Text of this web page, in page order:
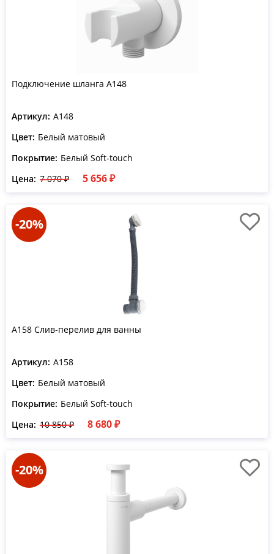
Подключение шланга A148
Артикул: A148
Цвет: Белый матовый
Покрытие: Белый Soft-touch
Цена: 7 070 ₽ 5 656 ₽
-20%
A158 Слив-перелив для ванны
Артикул: A158
Цвет: Белый матовый
Покрытие: Белый Soft-touch
Цена: 10 850 ₽ 8 680 ₽
-20%